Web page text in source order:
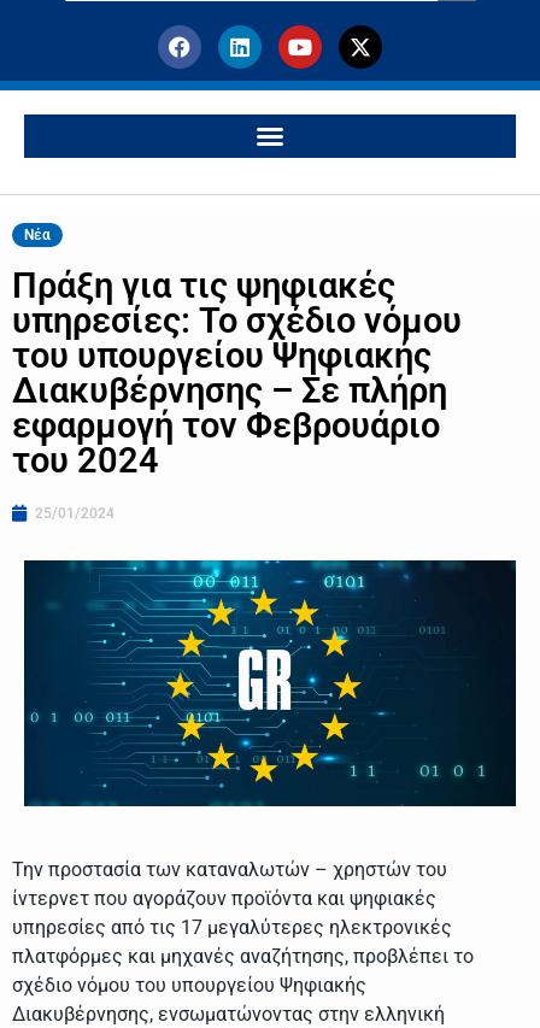
Νέα
Πράξη για τις ψηφιακές
υπηρεσίες: Το σχέδιο νόμου
του υπουργείου Ψηφιακής
Διακυβέρνησης – Σε πλήρη
εφαρμογή τον Φεβρουάριο
του 2024
25/01/2024
Την προστασία των καταναλωτών – χρηστών του
ίντερνετ που αγοράζουν προϊόντα και ψηφιακές
υπηρεσίες από τις 17 μεγαλύτερες ηλεκτρονικές
πλατφόρμες και μηχανές αναζήτησης, προβλέπει το
σχέδιο νόμου του υπουργείου Ψηφιακής
Διακυβέρνησης, ενσωματώνοντας στην ελληνική